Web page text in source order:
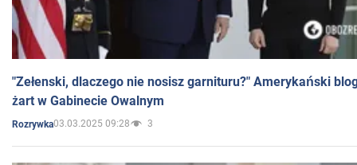
"Zełenski, dlaczego nie nosisz garnituru?" Amerykański
żart w Gabinecie Owalnym
Rozrywka03.03.2025 09:28 3